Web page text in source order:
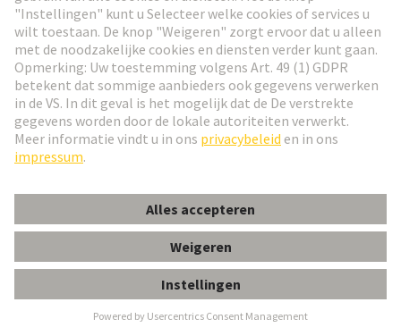
HARTING Nieuwsbrief
Ga naar registratie
Social Media